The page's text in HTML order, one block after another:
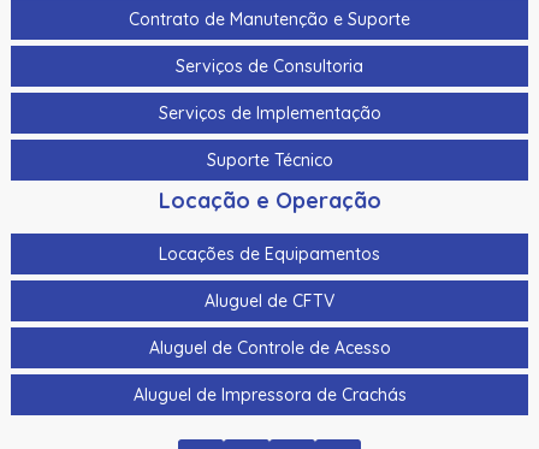
Contrato de Manutenção e Suporte
Serviços de Consultoria
Serviços de Implementação
Suporte Técnico
Locação e Operação
Locações de Equipamentos
Aluguel de CFTV
Aluguel de Controle de Acesso
Aluguel de Impressora de Crachás